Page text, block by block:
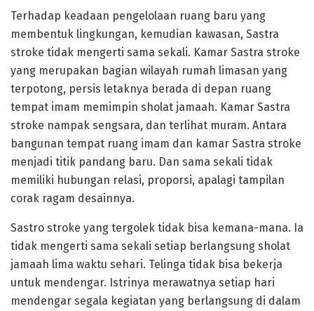
Terhadap keadaan pengelolaan ruang baru yang
membentuk lingkungan, kemudian kawasan, Sastra
stroke tidak mengerti sama sekali. Kamar Sastra stroke
yang merupakan bagian wilayah rumah limasan yang
terpotong, persis letaknya berada di depan ruang
tempat imam memimpin sholat jamaah. Kamar Sastra
stroke nampak sengsara, dan terlihat muram. Antara
bangunan tempat ruang imam dan kamar Sastra stroke
menjadi titik pandang baru. Dan sama sekali tidak
memiliki hubungan relasi, proporsi, apalagi tampilan
corak ragam desainnya.
Sastro stroke yang tergolek tidak bisa kemana-mana. Ia
tidak mengerti sama sekali setiap berlangsung sholat
jamaah lima waktu sehari. Telinga tidak bisa bekerja
untuk mendengar. Istrinya merawatnya setiap hari
mendengar segala kegiatan yang berlangsung di dalam